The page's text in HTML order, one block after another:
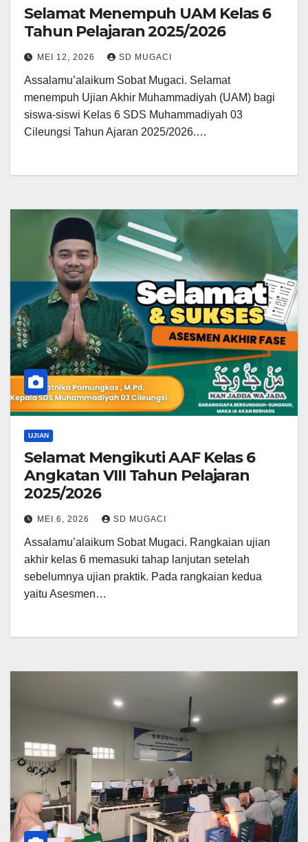
Selamat Menempuh UAM Kelas 6
Tahun Pelajaran 2025/2026
MEI 12, 2026 SD MUGACI
Assalamu’alaikum Sobat Mugaci. Selamat
menempuh Ujian Akhir Muhammadiyah (UAM) bagi
siswa-siswi Kelas 6 SDS Muhammadiyah 03
Cileungsi Tahun Ajaran 2025/2026.…
UJIAN
Selamat Mengikuti AAF Kelas 6
Angkatan VIII Tahun Pelajaran
2025/2026
MEI 6, 2026 SD MUGACI
Assalamu’alaikum Sobat Mugaci. Rangkaian ujian
akhir kelas 6 memasuki tahap lanjutan setelah
sebelumnya ujian praktik. Pada rangkaian kedua
yaitu Asesmen…